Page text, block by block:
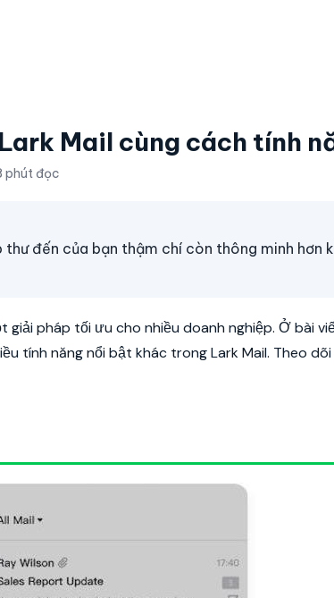
Mail cùng cách tính
phút đọc
thư đến của bạn thậm chí còn thông minh hơn
giải pháp tối ưu cho nhiều doanh nghiệp. Ở bài
tính năng nổi bật khác trong Lark Mail. Theo dõi